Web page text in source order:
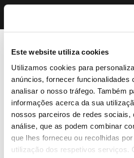
Este website utiliza cookies
Utilizamos cookies para
anúncios, fornecer funcionalidades
analisar o nosso tráfego. Também
informações acerca da sua
nossos parceiros de redes sociais,
análise, que as podem combinar
que lhes forneceu ou recolhidas
utilização dos respetivos serviços.